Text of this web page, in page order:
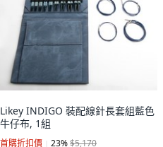
Likey INDIGO 裝配線針長套組藍色
牛仔布, 1組
首購折扣價 23%$5,170